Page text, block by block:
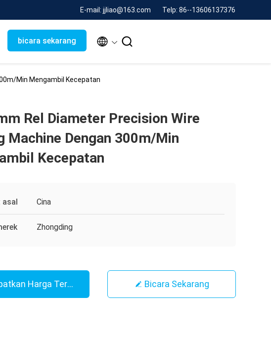
E-mail: jjliao@163.com Telp: 86--13606137376
bicara sekarang  
Min Mengambil Kecepatan
Rel Diameter Precision Wire
Machine Dengan 300m/Min
Kecepatan
asal Cina
Zhongding
Harga Terbaik Bicara Sekarang